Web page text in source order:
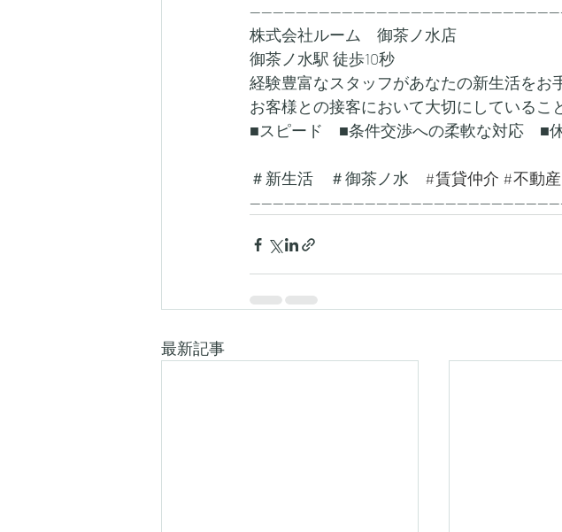
株式会社ルーム　御茶ノ水店
御茶ノ水駅 徒歩10秒
経験豊富なスタッフがあなたの新生活をお
お客様との接客において大切にしているこ
■スピード　■条件交渉への柔軟な対応　■
＃新生活　＃御茶ノ水 #賃貸仲介 #不動産
最新記事